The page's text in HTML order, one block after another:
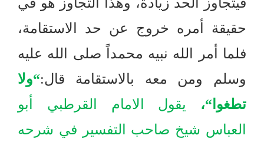
حقيقة أمره خروج عن حد الاستقامة،
فلما أمر الله نبيه محمداً صلى الله عليه
وسلم ومن معه بالاستقامة قال:
“ولا
تطغوا “، يقول الامام القرطبي أبو
العباس شيخ صاحب التفسير في شرحه